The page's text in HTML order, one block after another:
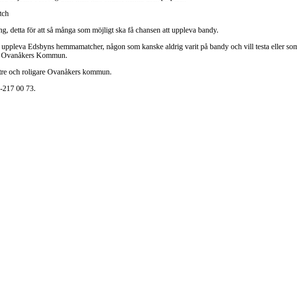
detta för att så många som möjligt ska få chansen att uppleva bandy.
Edsbyns hemmamatcher, någon som kanske aldrig varit på bandy och vill testa eller
Kommun.
och roligare Ovanåkers kommun.
217 00 73.